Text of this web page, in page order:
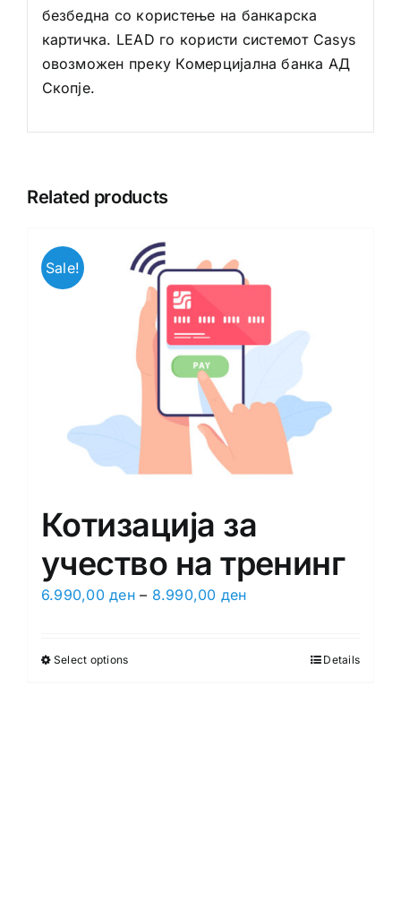
безбедна со користење на банкарска
картичка. LEAD го користи системот Casys
овозможен преку Комерцијална банка АД
Скопје.
Related products
Sale!
Котизација за
учество на тренинг
6.990,00ден– 8.990,00 ден
Select options Details